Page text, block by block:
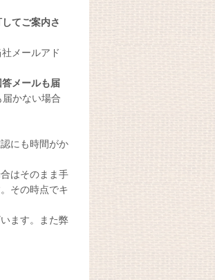
てご案内さ
メールアド
メールも届
かない場合
にも時間がか
はそのまま手
その時点でキ
ます。また弊